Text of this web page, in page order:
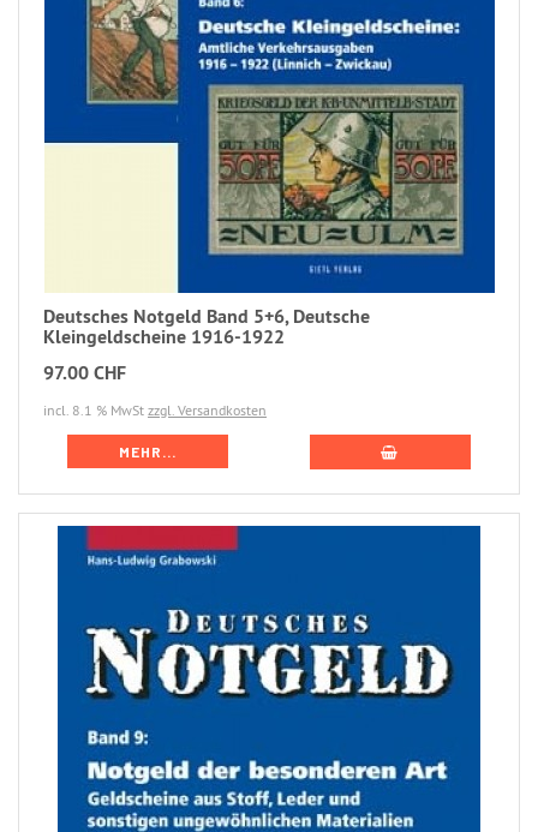
Deutsches Notgeld Band 5+6, Deutsche
Kleingeldscheine 1916-1922
97.00 CHF
incl. 8.1 % MwSt zzgl. Versandkosten
MEHR...